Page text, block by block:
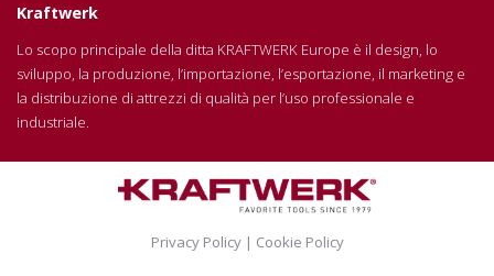
Kraftwerk
Lo scopo principale della ditta KRAFTWERK Europe è il design, lo
sviluppo, la produzione, l’importazione, l’esportazione, il marketing e
la distribuzione di attrezzi di qualità per l’uso professionale e
industriale.
Privacy Policy| Cookie Policy